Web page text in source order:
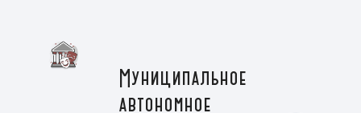
Муниципальное
автономное